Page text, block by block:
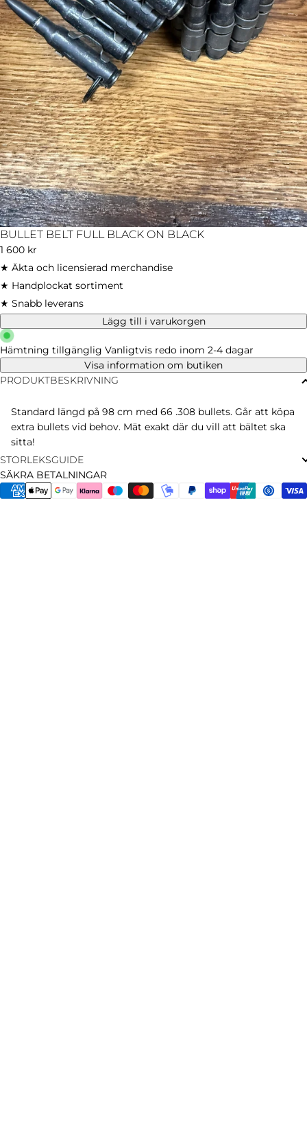
BULLET BELT FULL BLACK ON BLACK
Ordinarie
pris
1 600 kr
★ Äkta och licensierad merchandise
★ Handplockat sortiment
★ Snabb leverans
Lägg till i varukorgen
Hämtning tillgänglig Vanligtvis redo inom 2-4 dagar
Visa information om butiken
PRODUKTBESKRIVNING
Standard längd på 98 cm med 66 .308 bullets. Går att köpa
extra bullets vid behov. Mät exakt där du vill att bältet ska
sitta!
STORLEKSGUIDE
SÄKRA BETALNINGAR